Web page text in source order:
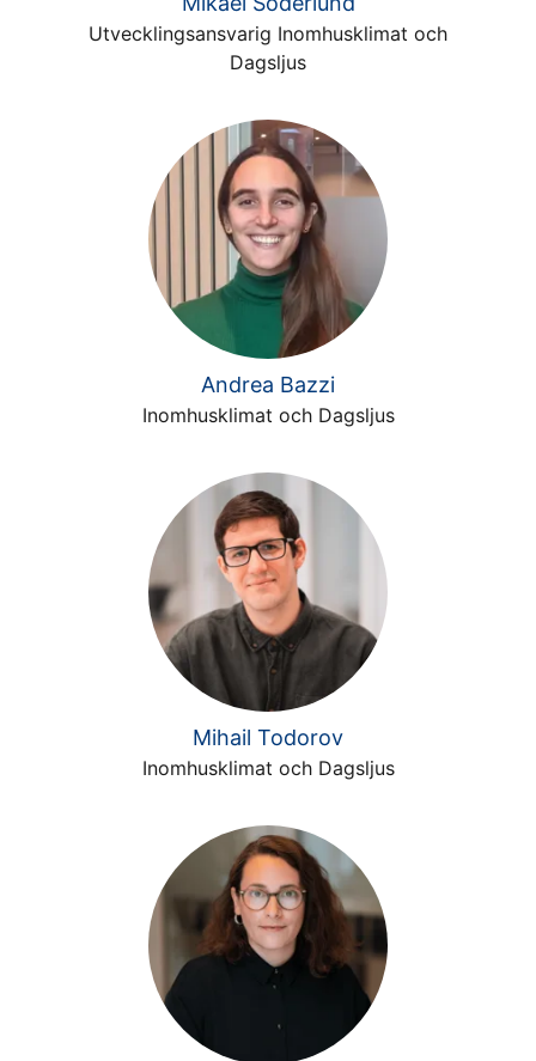
Utvecklingsansvarig Inomhusklimat och
Dagsljus
Andrea Bazzi
Inomhusklimat och Dagsljus
Mihail Todorov
Inomhusklimat och Dagsljus